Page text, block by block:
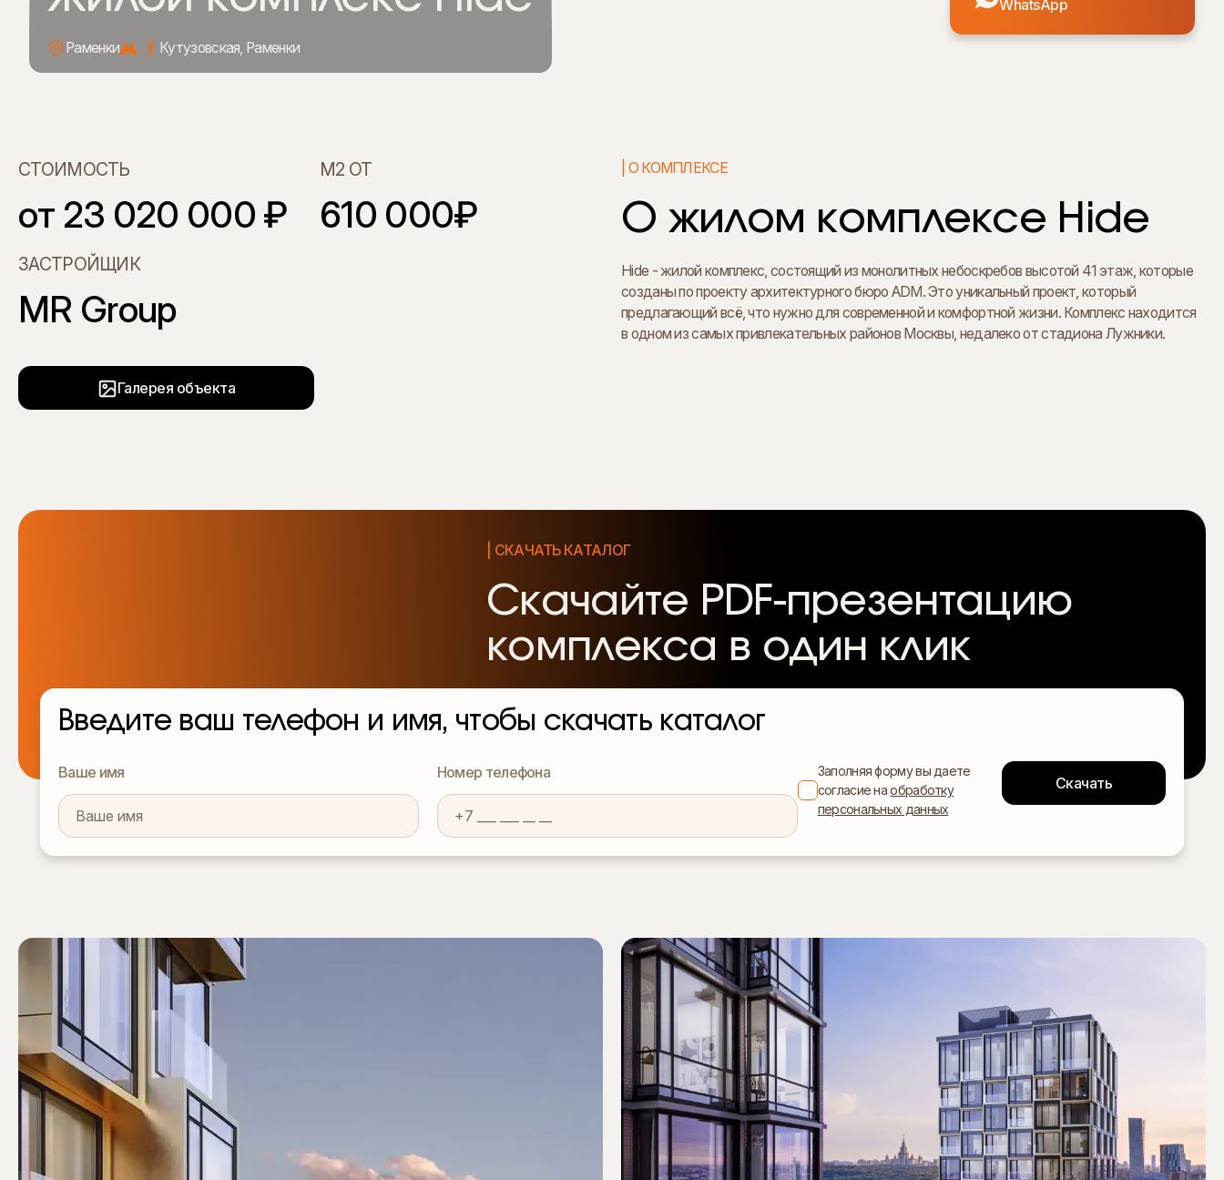
Раменки Кутузовская, Раменки
WhatsApp
СТОИМОСТЬ
от 23 020 000 ₽
М2 ОТ
610 000₽
ЗАСТРОЙЩИК
MR Group
Галерея объекта
| О КОМПЛЕКСЕ
О жилом комплексе Hide
Hide - жилой комплекс, состоящий из монолитных небоскребов высотой 41 этаж, которые
созданы по проекту архитектурного бюро ADM. Это уникальный проект, который
предлагающий всё, что нужно для современной и комфортной жизни. Комплекс находится
в одном из самых привлекательных районов Москвы, недалеко от стадиона Лужники.
| СКАЧАТЬ КАТАЛОГ
Скачайте PDF-презентацию
комплекса в один клик
Введите ваш телефон и имя, чтобы скачать каталог
Ваше имя Номер телефона
Заполняя форму вы даете
согласие наобработку
персональных данных